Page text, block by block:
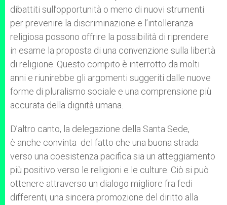
dibattiti sull’opportunità o meno di nuovi strumenti
per prevenire la discriminazione e l’intolleranza
religiosa possono offrire la possibilità di riprendere
in esame la proposta di una convenzione sulla libertà
di religione. Questo compito è interrotto da molti
anni e riunirebbe gli argomenti suggeriti dalle nuove
forme di pluralismo sociale e una comprensione più
accurata della dignità umana.
D’altro canto, la delegazione della Santa Sede,
è anche convinta del fatto che una buona strada
verso una coesistenza pacifica sia un atteggiamento
più positivo verso le religioni e le culture. Ciò si può
ottenere attraverso un dialogo migliore fra fedi
differenti, una sincera promozione del diritto alla